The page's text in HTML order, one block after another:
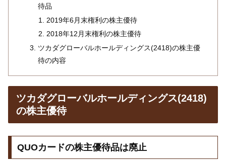
待品
2019年6月末権利の株主優待
2018年12月末権利の株主優待
ツカダグローバルホールディングス(2418)の株主優
待の内容
ツカダグローバルホールディングス(2418)
の株主優待
QUOカードの株主優待品は廃止